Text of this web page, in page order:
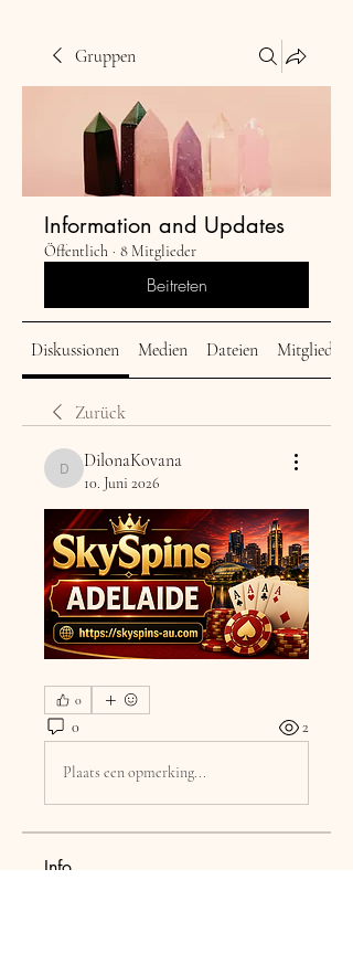
Gruppen
Information and Updates
Öffentlich · 8 Mitglieder
Beitreten
Diskussionen Medien Dateien Mitglieder
Zurück
DilonaKovana
DilonaKovana
10. Juni 2026
0
0 2
Plaats een opmerking...
Info